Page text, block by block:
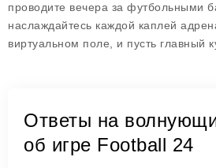
проводите вечера за футбольными
наслаждайтесь каждой каплей
виртуальном поле, и пусть главный
Ответы на
об игре Football 24